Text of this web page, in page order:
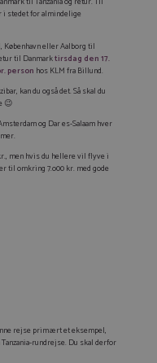
i stedet for almindelige
eller Aalborg til
til Danmarktirsdag den 17.
person hos KLM fra Billund.
kan du også det. Så skal du
😉
og Dar es-Salaam hver
men hvis du hellere vil flyve i
til omkring 7.o00 kr. med gode
rejse primært et eksempel,
rundrejse. Du skal derfor